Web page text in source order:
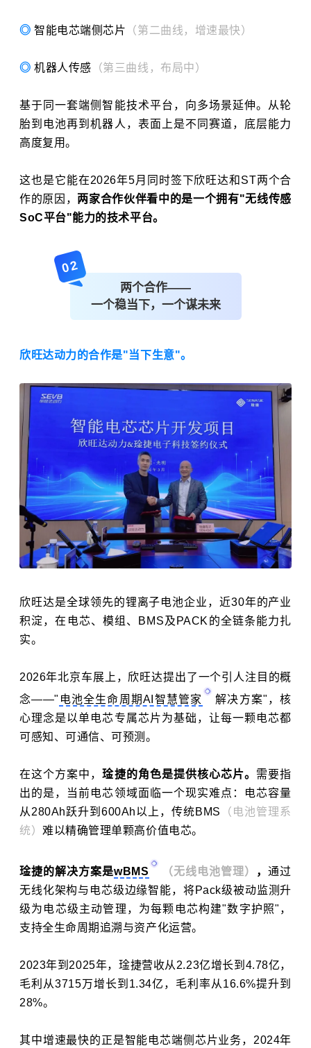
◎智能电芯端侧芯片 （第二曲线，增速最快）
◎机器人传感 （第三曲线，布局中）
基于同一套端侧智能技术平台，向多场景延伸。从轮
胎到电池再到机器人，表面上是不同赛道，底层能力
高度复用。
这也是它能在2026年5月同时签下欣旺达和ST两个合
作的原因， 两家合作伙伴看中的是一个拥有"无线传感
SoC平台"能力的技术平台。
02
两个合作——
一个稳当下，一个谋未来
欣旺达动力的合作是"当下生意"。
欣旺达是全球领先的锂离子电池企业，近30年的产业
积淀，在电芯、模组、BMS及PACK的全链条能力扎
实。
2026年北京车展上，欣旺达提出了一个引人注目的概
念——" 电池全生命周期AI智慧管家
解决方案"，核
心理念是以单电芯专属芯片为基础，让每一颗电芯都
可感知、可通信、可预测。
在这个方案中，琻捷的角色是提供核心芯片。 需要指
出的是，当前电芯领域面临一个现实难点：电芯容量
从280Ah跃升到600Ah以上，传统BMS
（电池管理系
统）难以精确管理单颗高价值电芯。
琻捷的解决方案是wBMS （无线电池管理） ，通过
无线化架构与电芯级边缘智能，将Pack级被动监测升
级为电芯级主动管理，为每颗电芯构建"数字护照"，
支持全生命周期追溯与资产化运营。
2023年到2025年，琻捷营收从2.23亿增长到4.78亿，
毛利从3715万增长到1.34亿，毛利率从16.6%提升到
28%。
其中增速最快的正是智能电芯端侧芯片业务，2024年